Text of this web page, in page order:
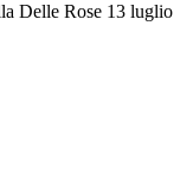
Delle Rose 13 luglio